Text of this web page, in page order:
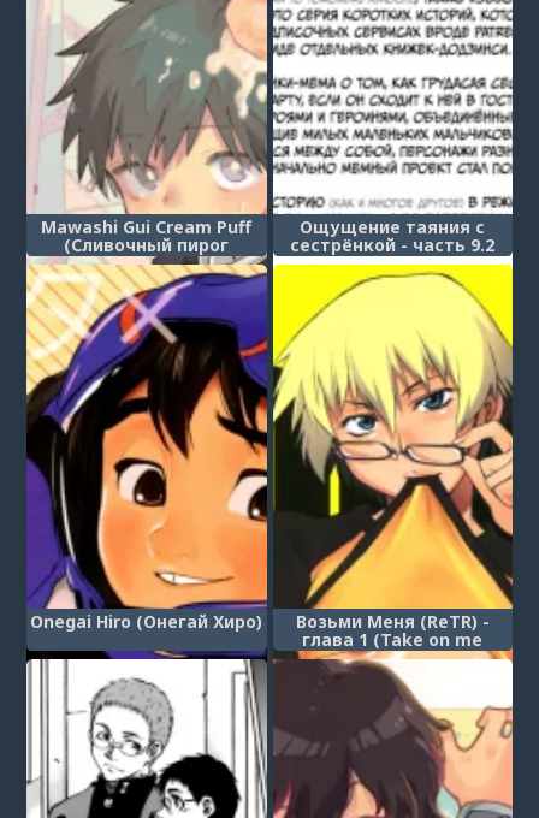
Mawashi Gui Cream Puff
(Сливочный пирог
Маваши Гуи)
Ощущение таяния с
сестрёнкой - часть 9.2
(Onee-chan to Torokeru
Kimochi)
Onegai Hiro (Онегай Хиро) Возьми Меня (ReTR) -
глава 1 (Take on me
(ReTR) - chapter 1)